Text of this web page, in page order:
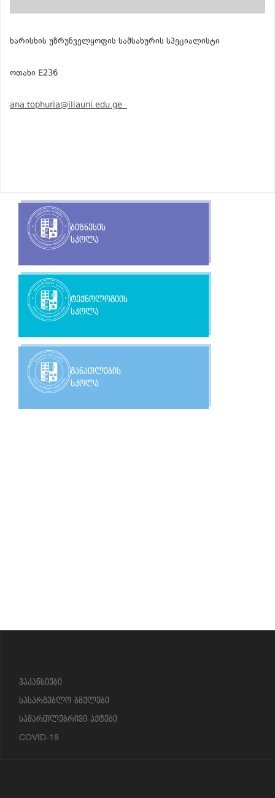
ხარისხის უზრუნველყოფის სამსახურის სპეციალისტი
ოთახი E236
ana.tophuria@iliauni.edu.ge
ბიზნესის
სკოლა
ტექნოლოგიის
სკოლა
განათლების
სკოლა
ვაკანსიები
სასარგებლო ბმულები
სამართლებრივი აქტები
COVID-19